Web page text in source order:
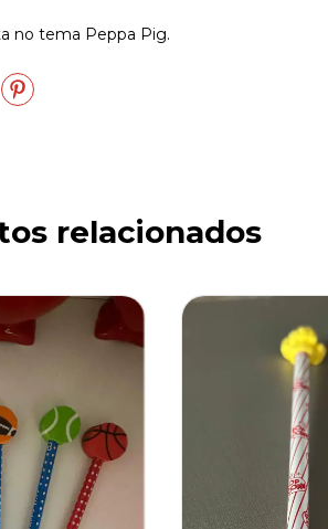
no tema Peppa Pig.
relacionados